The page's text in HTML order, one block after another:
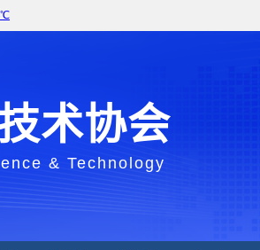
术协会
& Technology